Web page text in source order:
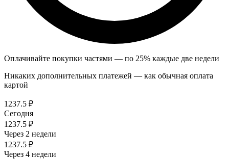
Оплачивайте покупки частями — по 25% каждые две недели
Никаких дополнительных платежей — как обычная оплата
картой
1237.5 ₽
Сегодня
1237.5 ₽
Через 2 недели
1237.5 ₽
Через 4 недели